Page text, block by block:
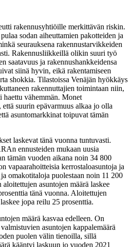
rakennusyhtiöille merkittävän riskin.
sodan aiheuttamien pakotteiden ja
seurauksena rakennustarvikkeiden
Rakennusliikkeillä olikin suuri työ
saatavuus ja rakennushankkeidensa
siinä hyvin, eikä rakentamiseen
shokkia. Tilastoissa Venäjän hyökkäys
rakennuttajien toimintaan niin,
haettu vähemmän. Monet
suurin epävarmuus alkaa jo olla
asuntomarkkinat toipuvat tämän
laskevat tänä vuonna tuntuvasti.
ennusteiden mukaan uusia
tämän vuoden aikana noin 34 800
vapaarahoitteisia kerrostaloasuntoja ja
omakotitaloja puolestaan noin 11 200
asuntojen määrä laskee
tänä vuonna. Aloitettujen
jopa reilu 25 prosenttia.
määrä kasvaa edelleen. On
asuntojen kappalemäärä
puolen välin tienoilla, sillä
kääntyi laskuun jo vuoden 2021